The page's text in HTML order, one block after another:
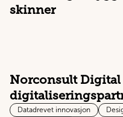
skinner
Norconsult Digital
Datadrevet innovasjon